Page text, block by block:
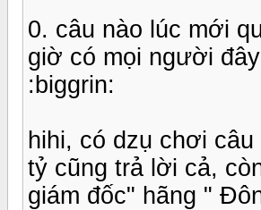
0. câu nào lúc mới
giờ có mọi người
:biggrin:
hihi, có dzụ chơi
tỷ cũng trả lời cả,
giám đốc" hãng "